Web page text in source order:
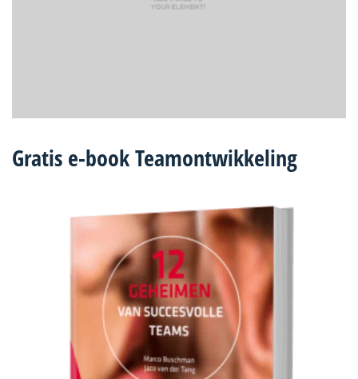
Gratis e-bookTeamontwikkeling